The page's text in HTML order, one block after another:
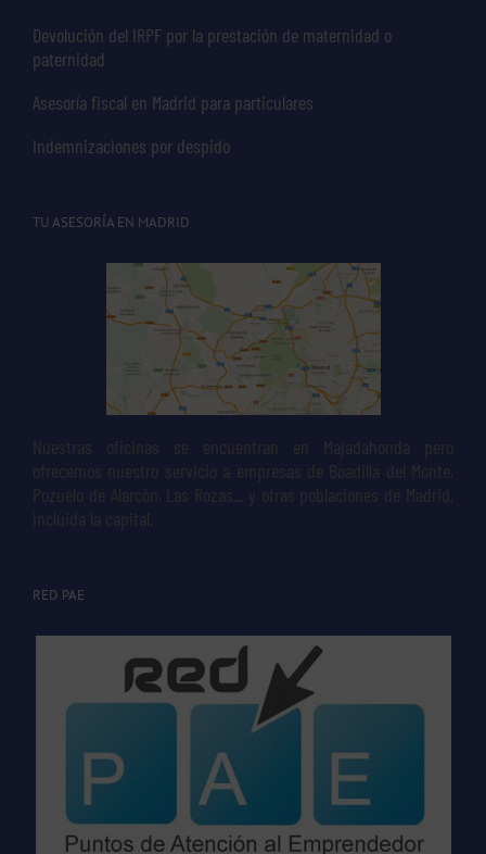
Devolución del IRPF por la prestación de maternidad o
paternidad
Asesoría fiscal en Madrid para particulares
Indemnizaciones por despido
TU ASESORÍA EN MADRID
Nuestras oficinas se encuentran en Majadahonda pero
ofrecemos nuestro servicio a empresas de Boadilla del Monte,
Pozuelo de Alarcón, Las Rozas... y otras poblaciones de Madrid,
incluida la capital.
RED PAE